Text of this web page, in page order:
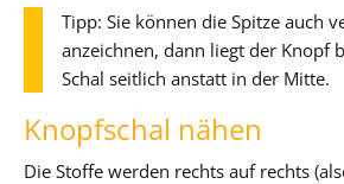
Tipp: Sie können die Spitze auch
anzeichnen, dann liegt der Knopf
Schal seitlich anstatt in der Mitte.
Knopfschal nähen
Die Stoffe werden rechts auf rechts